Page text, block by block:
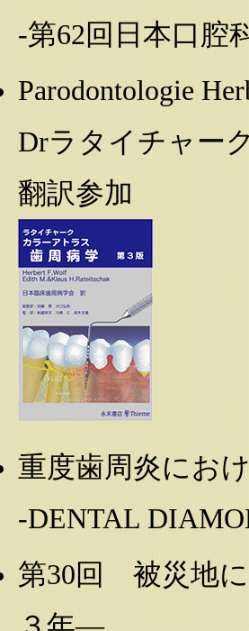
-第62回日本口腔
Parodontologie
Drラタイチャー
翻訳参加
重度歯周炎にお
-DENTAL
第30回 被災地